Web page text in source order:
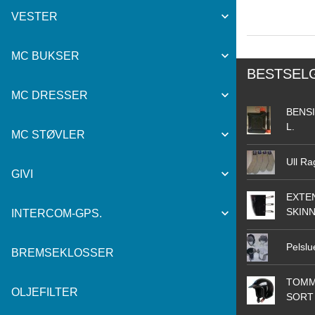
VESTER
MC BUKSER
MC DRESSER
MC STØVLER
GIVI
INTERCOM-GPS.
BREMSEKLOSSER
OLJEFILTER
L.
Ull
SORT